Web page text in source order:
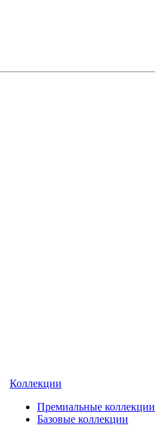
Коллекции
Премиальные коллекции
Базовые коллекции